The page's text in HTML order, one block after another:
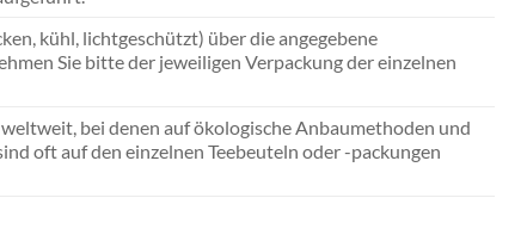
kühl, lichtgeschützt) über die angegebene
Sie bitte der jeweiligen Verpackung der einzelnen
bei denen auf ökologische Anbaumethoden und
oft auf den einzelnen Teebeuteln oder -packungen